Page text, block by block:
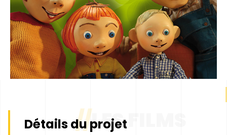
//LES FILMS
Détails du projet